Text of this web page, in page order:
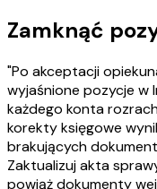
Zamknąć
"Po akceptacji
wyjaśnione pozycje w
każdego konta
korekty księgowe
brakujących
Zaktualizuj akta
powiąż dokumenty